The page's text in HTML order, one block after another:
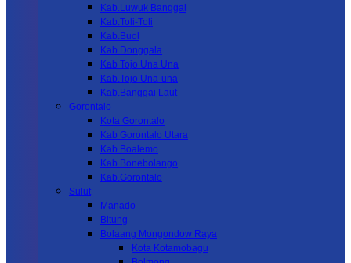
Kab.Luwuk Banggai
Kab.Toli-Toli
Kab.Buol
Kab.Donggala
Kab Tojo Una Una
Kab.Tojo Una-una
Kab.Banggai Laut
Gorontalo
Kota Gorontalo
Kab Gorontalo Utara
Kab Boalemo
Kab.Bonebolango
Kab.Gorontalo
Sulut
Manado
Bitung
Bolaang Mongondow Raya
Kota Kotamobagu